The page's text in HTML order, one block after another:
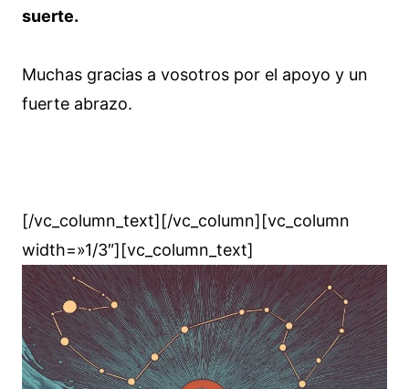
suerte.
Muchas gracias a vosotros por el apoyo y un
fuerte abrazo.
[/vc_column_text][/vc_column][vc_column
width=»1/3″][vc_column_text]